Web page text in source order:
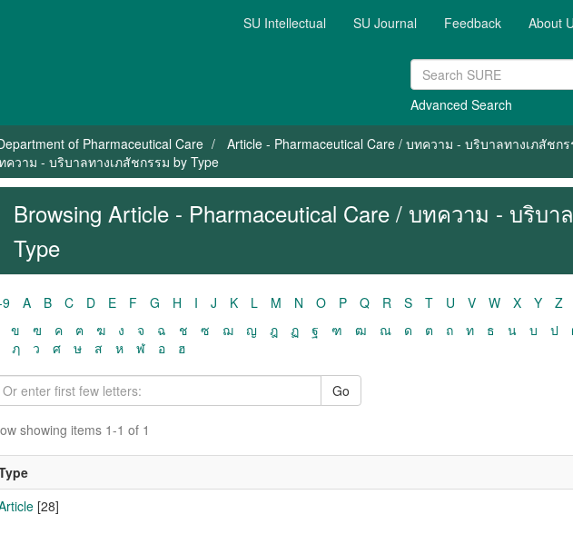
SU Intellectual SU Journal Feedback About
Advanced Search
of Pharmaceutical Care
Article - Pharmaceutical Care / บทความ - บริบาลทางเภสัชก
ความ - บริบาลทางเภสัชกรรม by Type
Browsing Article - Pharmaceutical Care / บทความ - บริบ
Type
A B C D E F G H I J K L M N O P Q R S T U V W X Y
Z
ข ฃ ค ฅ ฆ ง จ ฉ ช ซ ฌ ญ ฎ ฏ ฐ ฑ ฒ ณ ด ต ถ ท ธ น บ ป
ฦ ว ศ ษ ส ห ฬ อ ฮ
Go
showing items 1-1 of 1
[28]